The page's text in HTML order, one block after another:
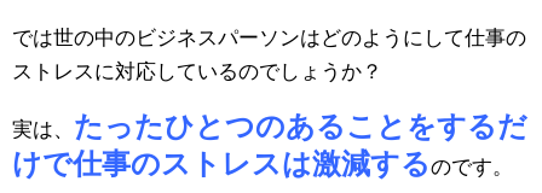
では世の中のビジネスパーソンはどのようにして仕事の
ストレスに対応しているのでしょうか？
実は、 たったひとつのあることをするだ
けで仕事のストレスは激減するのです。